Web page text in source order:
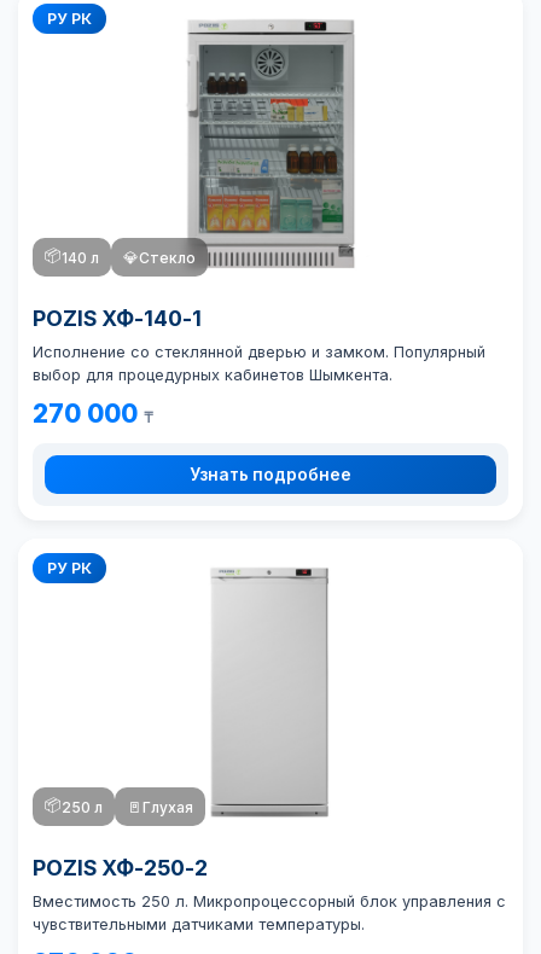
РУ РК
📦140 л 💎Стекло
POZIS ХФ-140-1
Исполнение со стеклянной дверью и замком. Популярный
выбор для процедурных кабинетов Шымкента.
270 000 ₸
Узнать подробнее
РУ РК
📦250 л 🚪 Глухая
POZIS ХФ-250-2
Вместимость 250 л. Микропроцессорный блок управления с
чувствительными датчиками температуры.